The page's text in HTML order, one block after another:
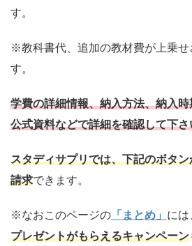
す。
※教科書代、追加の教材費が上乗せ
す。
学費の詳細情報、納入方法、納入
公式資料などで詳細を確認して下さ
スタディサプリでは、下記のボタ
請求できます。
※なおこのページの 「まとめ」 には
プレゼントがもらえるキャンペーン